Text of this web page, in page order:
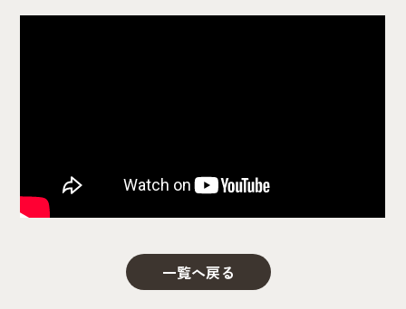
一覧へ戻る